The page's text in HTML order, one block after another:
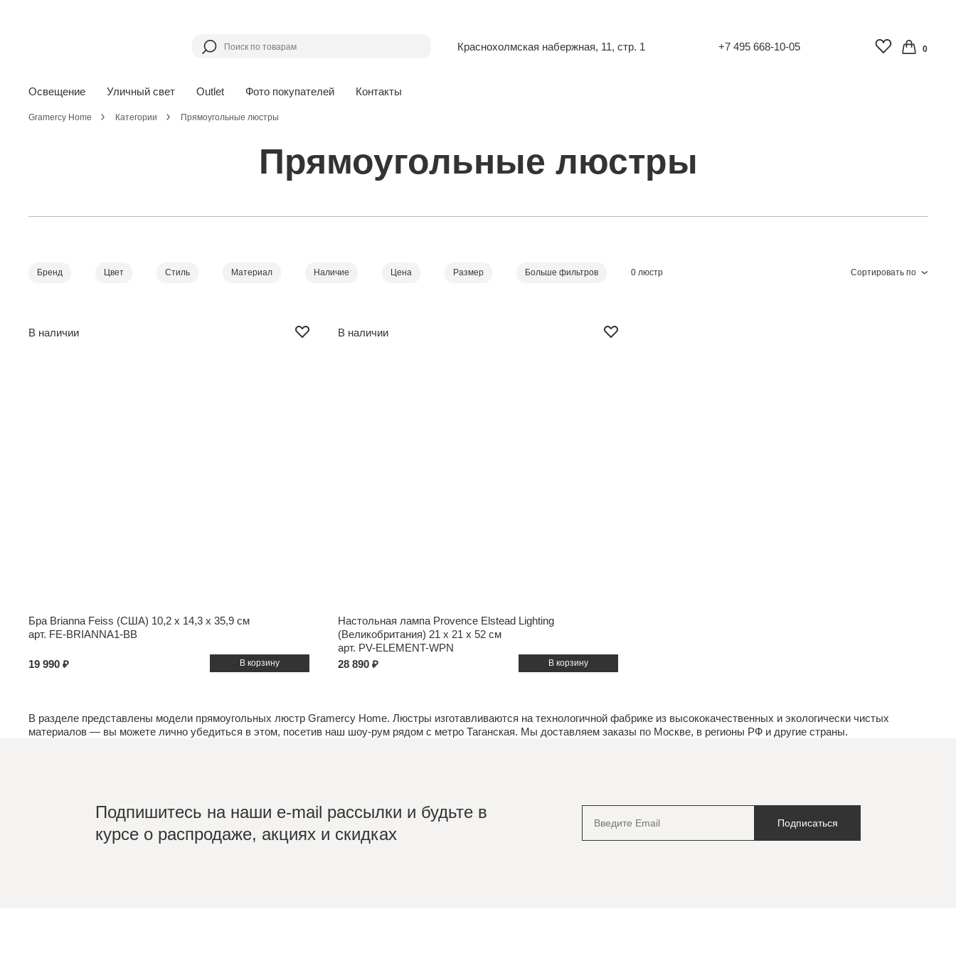
Краснохолмская набержная, 11, стр. 1 +7 495 668-10-05 0
Освещение Уличный свет Outlet Фото покупателей Контакты
Gramercy Home Категории Прямоугольные люстры
Прямоугольные люстры
Сортировать по
Бренд Цвет Стиль Материал Наличие Цена Размер Больше фильтров 0 люстр
В наличии
Бра Brianna Feiss (США) 10,2 x 14,3 x 35,9 см
арт. FE-BRIANNA1-BB
19 990 ₽
В наличии
Настольная лампа Provence Elstead Lighting
(Великобритания) 21 x 21 x 52 см
арт. PV-ELEMENT-WPN
28 890 ₽
В разделе представлены модели прямоугольных люстр Gramercy Home. Люстры изготавливаются на технологичной фабрике из высококачественных и экологически чистых
материалов — вы можете лично убедиться в этом, посетив наш шоу-рум рядом с метро Таганская. Мы доставляем заказы по Москве, в регионы РФ и другие страны.
Подпишитесь на наши e-mail рассылки и будьте в
курсе о распродаже, акциях и скидках
Подписаться